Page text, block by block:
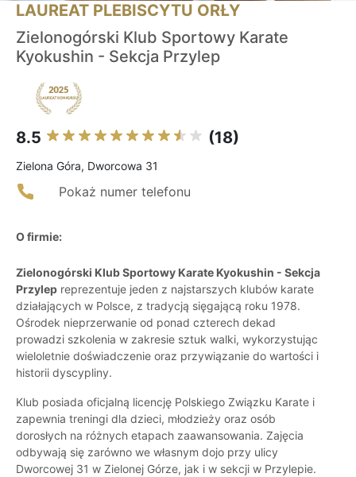
LAUREAT PLEBISCYTU ORŁY
Zielonogórski Klub Sportowy Karate
Kyokushin - Sekcja Przylep
8.5 (18)
Zielona Góra, Dworcowa 31
Pokaż numer telefonu
O firmie:
Zielonogórski Klub Sportowy Karate Kyokushin - Sekcja
Przylep reprezentuje jeden z najstarszych klubów karate
działających w Polsce, z tradycją sięgającą roku 1978.
Ośrodek nieprzerwanie od ponad czterech dekad
prowadzi szkolenia w zakresie sztuk walki, wykorzystując
wieloletnie doświadczenie oraz przywiązanie do wartości i
historii dyscypliny.
Klub posiada oficjalną licencję Polskiego Związku Karate i
zapewnia treningi dla dzieci, młodzieży oraz osób
dorosłych na różnych etapach zaawansowania. Zajęcia
odbywają się zarówno we własnym dojo przy ulicy
Dworcowej 31 w Zielonej Górze, jak i w sekcji w Przylepie.